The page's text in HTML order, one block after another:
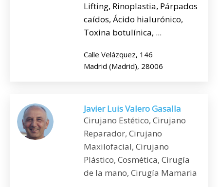
Lifting, Rinoplastia, Párpados
caídos, Ácido hialurónico,
Toxina botulínica, ...
Calle Velázquez, 146
Madrid (Madrid), 28006
Javier Luis Valero Gasalla
Cirujano Estético, Cirujano
Reparador, Cirujano
Maxilofacial, Cirujano
Plástico, Cosmética, Cirugía
de la mano, Cirugía Mamaria